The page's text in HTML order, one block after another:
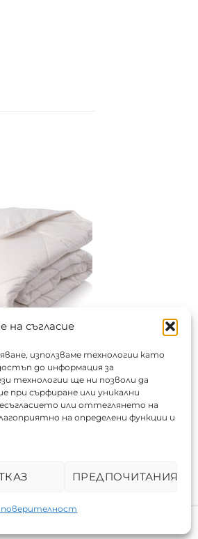
на съгласие
използваме технологии като
до информация за
технологии ще ни позволи да
при сърфиране или уникални
или оттеглянето на
на определени функции и
ПРЕДПОЧИТАНИЯ
над 150 см/бр
€/ 44.01 лв.